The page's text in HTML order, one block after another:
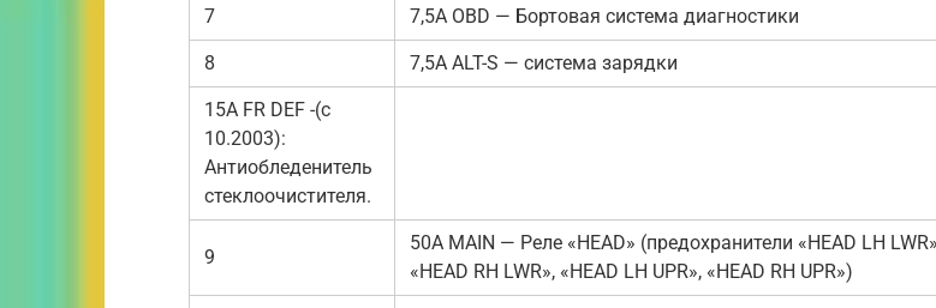
7 7,5A OBD — Бортовая система диагностики
8 7,5A ALT-S — система зарядки
15A FR DEF -(с
10.2003):
Антиобледенитель
стеклоочистителя.
9
50A MAIN — Реле «HEAD» (предохранители «HEAD LH
«HEAD RH LWR», «HEAD LH UPR», «HEAD RH UPR»)